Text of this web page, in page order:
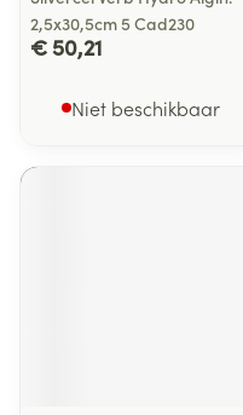
2,5x30,5cm 5 Cad230
€ 50,21
Niet beschikbaar